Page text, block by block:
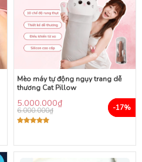
Mèo máy tự động ngụy trang dễ
thương Cat Pillow
-17%
6.000.000₫
5.000.000₫